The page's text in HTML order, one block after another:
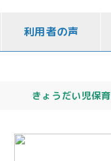
利用者の声
きょうだい児保育